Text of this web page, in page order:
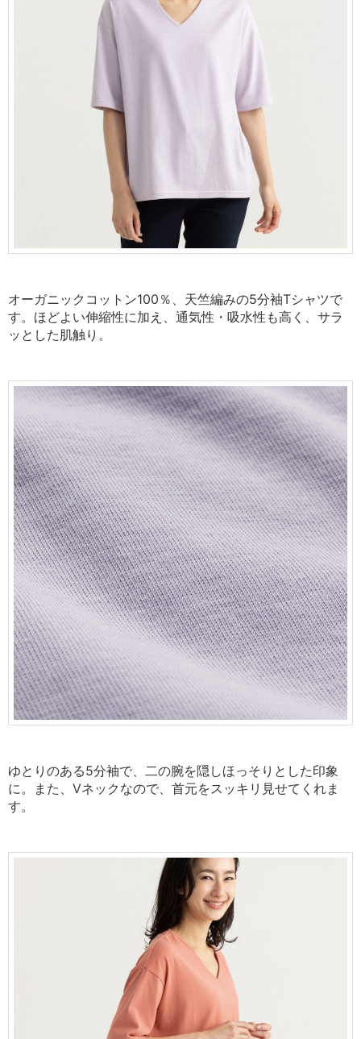
オーガニックコットン100％、天竺編みの5分袖Tシャツで
す。ほどよい伸縮性に加え、通気性・吸水性も高く、サラ
ッとした肌触り。
ゆとりのある5分袖で、二の腕を隠しほっそりとした印象
に。また、Vネックなので、首元をスッキリ見せてくれま
す。